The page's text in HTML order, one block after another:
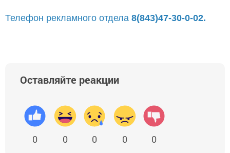
Телефон рекламного отдела 8(843)47-30-0-02.
Оставляйте реакции
0 0 0 0 0